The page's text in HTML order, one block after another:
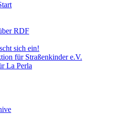
RDF
sich ein!
für Straßenkinder e.V.
La Perla